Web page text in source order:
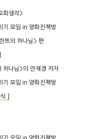
회생각>
기 모임 in 양화진책방
트의 하나님> 편
하나님>의 안재경 저자
기 모임 in 양화진책방
]